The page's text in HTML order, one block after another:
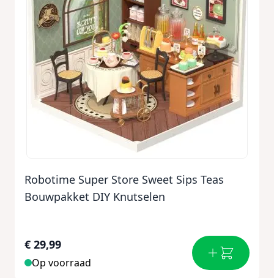
Robotime Super Store Sweet Sips Teas
Bouwpakket DIY Knutselen
€ 29,99
Op voorraad